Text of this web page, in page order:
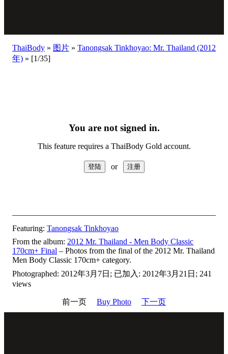
ThaiBody » 图片 » Tanongsak Tinkhoyao: Mr. Thailand (2012
年) » [1/35]
You are not signed in.
This feature requires a ThaiBody Gold account.
or
Featuring: Tanongsak Tinkhoyao
From the album: 2012 Mr. Thailand - Men Body Classic
170cm+ Final – Photos from the final of the 2012 Mr. Thailand
Men Body Classic 170cm+ category.
Photographed: 2012年3月7日; 已加入: 2012年3月21日; 241
views
前一页 Buy Photo 下一页